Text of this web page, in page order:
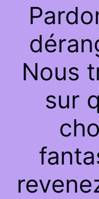
Nous
sur